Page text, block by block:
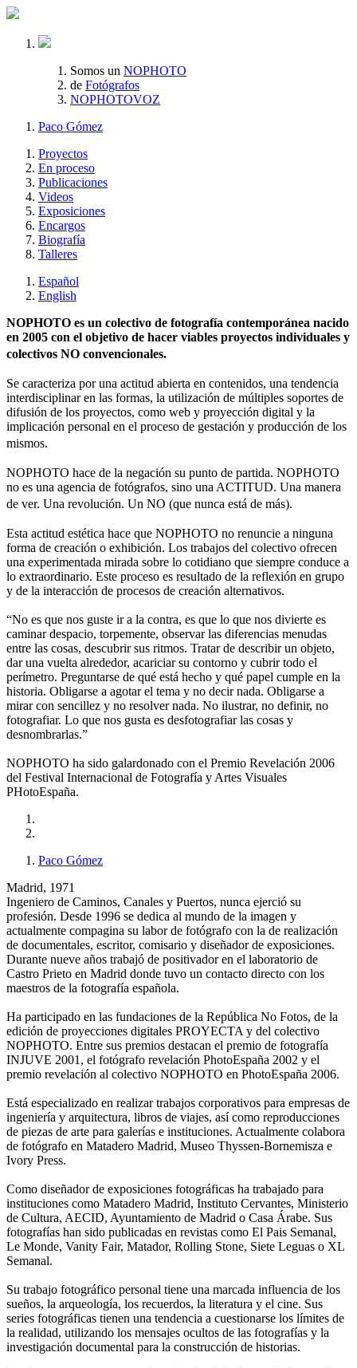
Somos un NOPHOTO
de Fotógrafos
NOPHOTOVOZ
Paco Gómez
Proyectos
En proceso
Publicaciones
Videos
Exposiciones
Encargos
Biografía
Talleres
Español
English
NOPHOTO es un colectivo de fotografía contemporánea nacido
en 2005 con el objetivo de hacer viables proyectos individuales y
colectivos NO convencionales.
Se caracteriza por una actitud abierta en contenidos, una tendencia
interdisciplinar en las formas, la utilización de múltiples soportes de
difusión de los proyectos, como web y proyección digital y la
implicación personal en el proceso de gestación y producción de los
mismos.
NOPHOTO hace de la negación su punto de partida. NOPHOTO
no es una agencia de fotógrafos, sino una ACTITUD. Una manera
de ver. Una revolución. Un NO (que nunca está de más).
Esta actitud estética hace que NOPHOTO no renuncie a ninguna
forma de creación o exhibición. Los trabajos del colectivo ofrecen
una experimentada mirada sobre lo cotidiano que siempre conduce a
lo extraordinario. Este proceso es resultado de la reflexión en grupo
y de la interacción de procesos de creación alternativos.
“No es que nos guste ir a la contra, es que lo que nos divierte es
caminar despacio, torpemente, observar las diferencias menudas
entre las cosas, descubrir sus ritmos. Tratar de describir un objeto,
dar una vuelta alrededor, acariciar su contorno y cubrir todo el
perímetro. Preguntarse de qué está hecho y qué papel cumple en la
historia. Obligarse a agotar el tema y no decir nada. Obligarse a
mirar con sencillez y no resolver nada. No ilustrar, no definir, no
fotografiar. Lo que nos gusta es desfotografiar las cosas y
desnombrarlas.”
NOPHOTO ha sido galardonado con el Premio Revelación 2006
del Festival Internacional de Fotografía y Artes Visuales
PHotoEspaña.
Paco Gómez
Madrid, 1971
Ingeniero de Caminos, Canales y Puertos, nunca ejerció su
profesión. Desde 1996 se dedica al mundo de la imagen y
actualmente compagina su labor de fotógrafo con la de realización
de documentales, escritor, comisario y diseñador de exposiciones.
Durante nueve años trabajó de positivador en el laboratorio de
Castro Prieto en Madrid donde tuvo un contacto directo con los
maestros de la fotografía española.
Ha participado en las fundaciones de la República No Fotos, de la
edición de proyecciones digitales PROYECTA y del colectivo
NOPHOTO. Entre sus premios destacan el premio de fotografía
INJUVE 2001, el fotógrafo revelación PhotoEspaña 2002 y el
premio revelación al colectivo NOPHOTO en PhotoEspaña 2006.
Está especializado en realizar trabajos corporativos para empresas de
ingeniería y arquitectura, libros de viajes, así como reproducciones
de piezas de arte para galerías e instituciones. Actualmente colabora
de fotógrafo en Matadero Madrid, Museo Thyssen-Bornemisza e
Ivory Press.
Como diseñador de exposiciones fotográficas ha trabajado para
instituciones como Matadero Madrid, Instituto Cervantes, Ministerio
de Cultura, AECID, Ayuntamiento de Madrid o Casa Árabe. Sus
fotografías han sido publicadas en revistas como El Pais Semanal,
Le Monde, Vanity Fair, Matador, Rolling Stone, Siete Leguas o XL
Semanal.
Su trabajo fotográfico personal tiene una marcada influencia de los
sueños, la arqueología, los recuerdos, la literatura y el cine. Sus
series fotográficas tienen una tendencia a cuestionarse los límites de
la realidad, utilizando los mensajes ocultos de las fotografías y la
investigación documental para la construcción de historias.